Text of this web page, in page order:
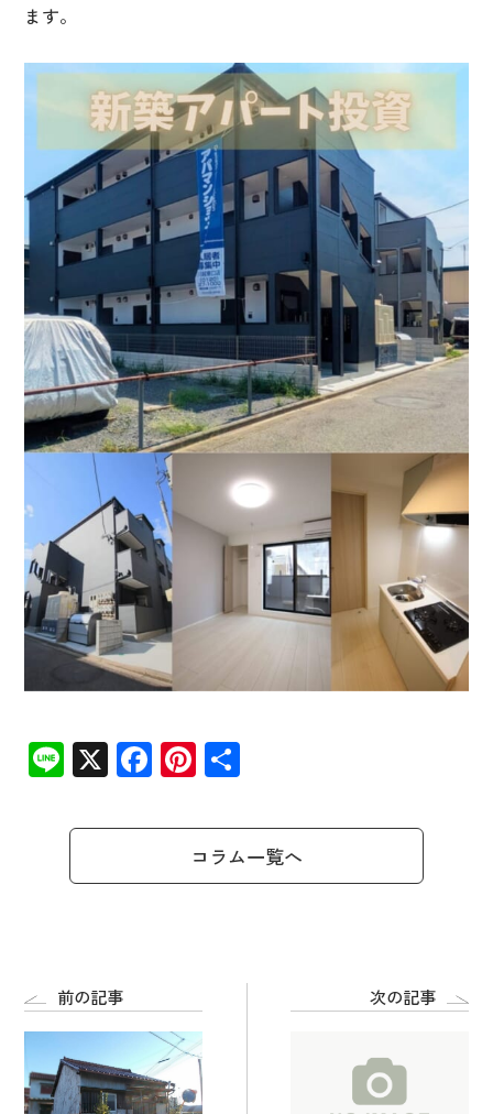
ます。
Line
X Facebook
Pinterest
コラム一覧へ
前の記事 次の記事